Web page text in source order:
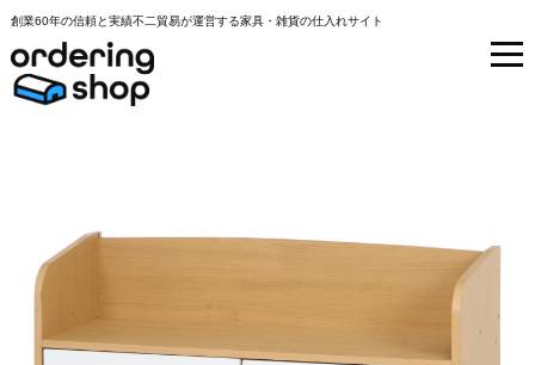
創業60年の信頼と実績不二貿易が運営する家具・雑貨の仕入れサイト